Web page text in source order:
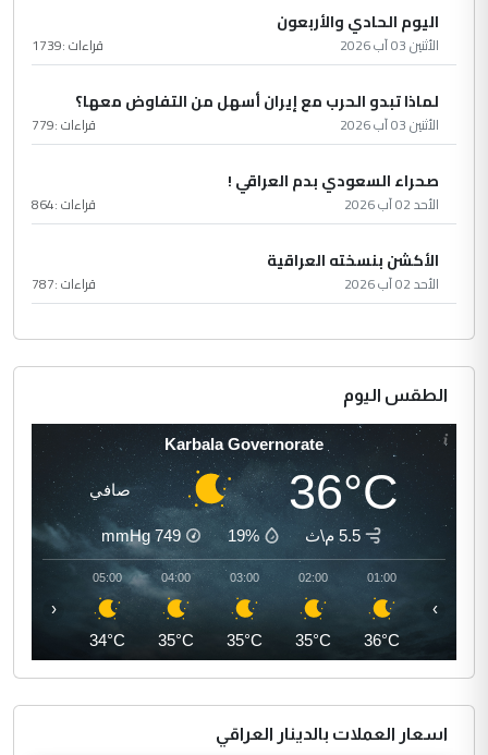
اليوم الحادي والأربعون
الأثنين 03 آب 2026 قراءات :1739
لماذا تبدو الحرب مع إيران أسهل من التفاوض معها؟
الأثنين 03 آب 2026 قراءات :779
صحراء السعودي بدم العراقي !
الأحد 02 آب 2026 قراءات :864
الأكشن بنسخته العراقية
الأحد 02 آب 2026 قراءات :787
الطقس اليوم
Karbala Governorate
36°C صافي
5.5 م\ث 19%
749
mmHg
01:00
36°C
02:00
35°C
03:00
35°C
04:00
35°C
05:00
34°C
‹ ›
اسعار العملات بالدينار العراقي